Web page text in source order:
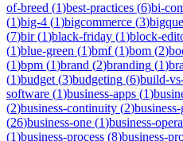
of-breed (1)best-practices (6)bi-
(1)big-4 (1)bigcommerce (3)
(7)bir(1)black-friday (1)block-
(1)blue-green (1)bmf(1)bom (2)
(1)bpm (1)brand (2)branding (1)
(1)budget (3)budgeting (6)build-
software (1)business-apps (1)
(2)business-continuity (2)
(26)business-one (1)business-
(1)business-process (8)business-